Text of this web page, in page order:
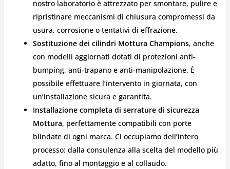
nostro laboratorio è attrezzato per smontare, pulire e
ripristinare meccanismi di chiusura compromessi da
usura, corrosione o tentativi di effrazione.
Sostituzione dei cilindri Mottura Champions, anche
con modelli aggiornati dotati di protezioni anti-
bumping, anti-trapano e anti-manipolazione. È
possibile effettuare l’intervento in giornata, con
un’installazione sicura e garantita.
Installazione completa di serrature di sicurezza
Mottura, perfettamente compatibili con porte
blindate di ogni marca. Ci occupiamo dell’intero
processo: dalla consulenza alla scelta del modello più
adatto, fino al montaggio e al collaudo.